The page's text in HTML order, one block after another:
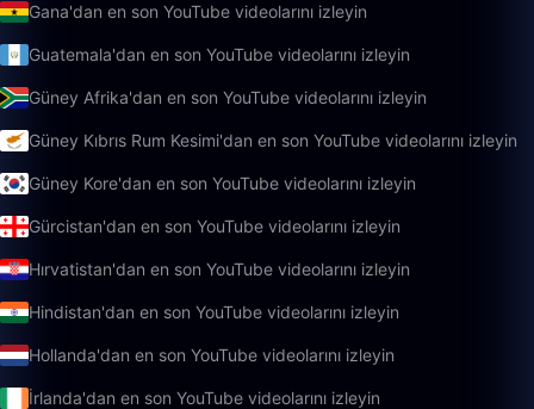
Gana'dan en son YouTube videolarını izleyin
Guatemala'dan en son YouTube videolarını izleyin
Güney Afrika'dan en son YouTube videolarını izleyin
Güney Kıbrıs Rum Kesimi'dan en son YouTube videolarını izleyin
Güney Kore'dan en son YouTube videolarını izleyin
Gürcistan'dan en son YouTube videolarını izleyin
Hırvatistan'dan en son YouTube videolarını izleyin
Hindistan'dan en son YouTube videolarını izleyin
Hollanda'dan en son YouTube videolarını izleyin
İrlanda'dan en son YouTube videolarını izleyin